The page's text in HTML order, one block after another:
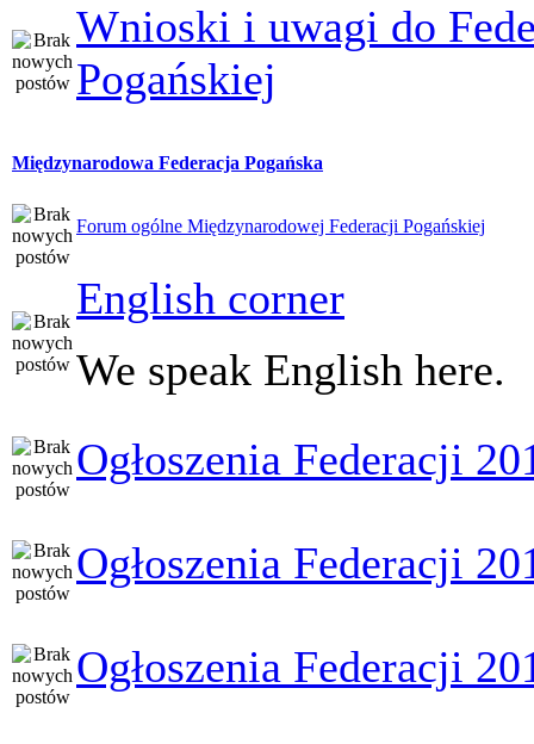
Wnioski i uwagi do
Pogańskiej
Międzynarodowa Federacja Pogańska
Forum ogólne Międzynarodowej Federacji Pogańskiej
English corner
We speak English here.
Ogłoszenia Federacji
Ogłoszenia Federacji
Ogłoszenia Federacji